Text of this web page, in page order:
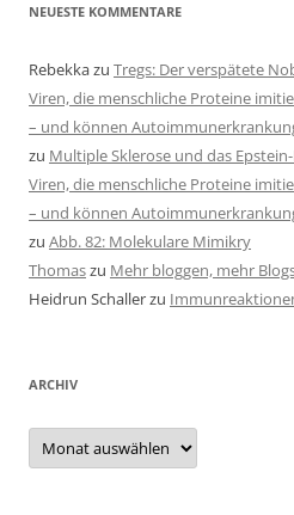
NEUESTE KOMMENTARE
Rebekkazu Tregs: Der verspätete
Viren, die menschliche Proteine
– und können
zu Multiple Sklerose und das
Viren, die menschliche Proteine
– und können
zu Abb. 82: Molekulare Mimikry
Thomaszu Mehr bloggen, mehr
Heidrun Schallerzu
ARCHIV
Archiv